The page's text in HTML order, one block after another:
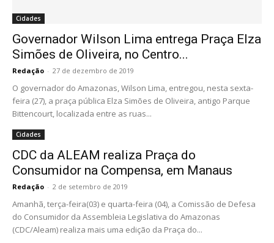
Cidades
Governador Wilson Lima entrega Praça Elza
Simões de Oliveira, no Centro...
Redação - 27 de dezembro de 2019
O governador do Amazonas, Wilson Lima, entregou, nesta sexta-
feira (27), a praça pública Elza Simões de Oliveira, antigo Parque
Bittencourt, localizada entre as ruas...
Cidades
CDC da ALEAM realiza Praça do
Consumidor na Compensa, em Manaus
Redação - 2 de setembro de 2019
Amanhã, terça-feira(03) e quarta-feira (04), a Comissão de Defesa
do Consumidor da Assembleia Legislativa do Amazonas
(CDC/Aleam) realiza mais uma edição da Praça do...